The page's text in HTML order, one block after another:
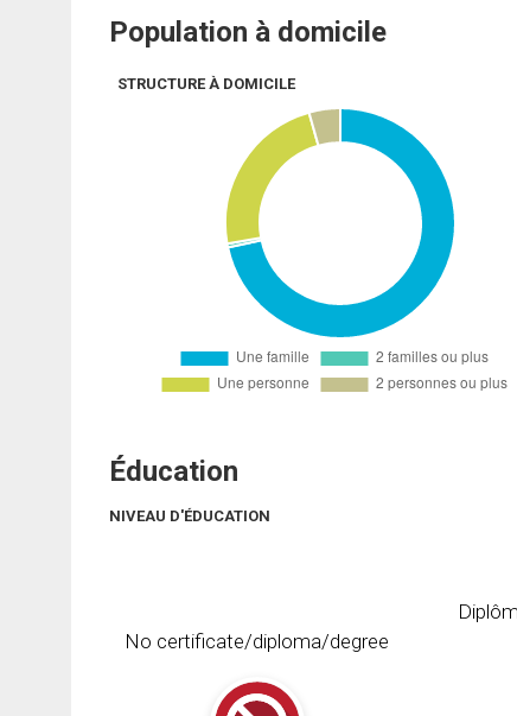
Population à domicile
STRUCTURE À DOMICILE
Éducation
NIVEAU D'ÉDUCATION
No certificate/diploma/degree